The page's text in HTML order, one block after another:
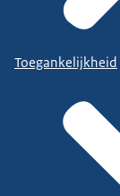
Toegankelijkheid